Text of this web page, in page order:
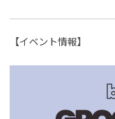
【イベント情報】